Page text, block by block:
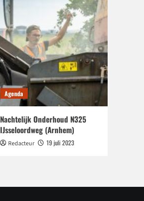
Agenda
Nachtelijk Onderhoud N325
IJsseloordweg (Arnhem)
Redacteur 19 juli 2023